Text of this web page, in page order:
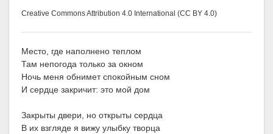
Creative Commons Attribution 4.0 International (CC BY 4.0)
Место, где наполнено теплом
Там непогода только за окном
Ночь меня обнимет спокойным сном
И сердце закричит: это мой дом
Закрыты двери, но открыты сердца
В их взгляде я вижу улыбку творца